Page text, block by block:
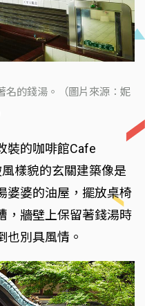
名的錢湯。（圖片來源：妮
裝的咖啡館Cafe
樣貌的玄關建築像是
婆婆的油屋，擺放桌椅
，牆壁上保留著錢湯時
也別具風情。